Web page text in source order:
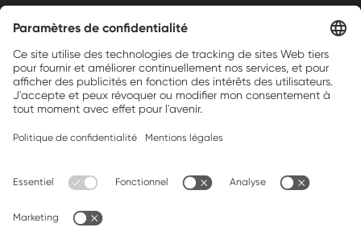
Brands, Inc.
Companion brands: